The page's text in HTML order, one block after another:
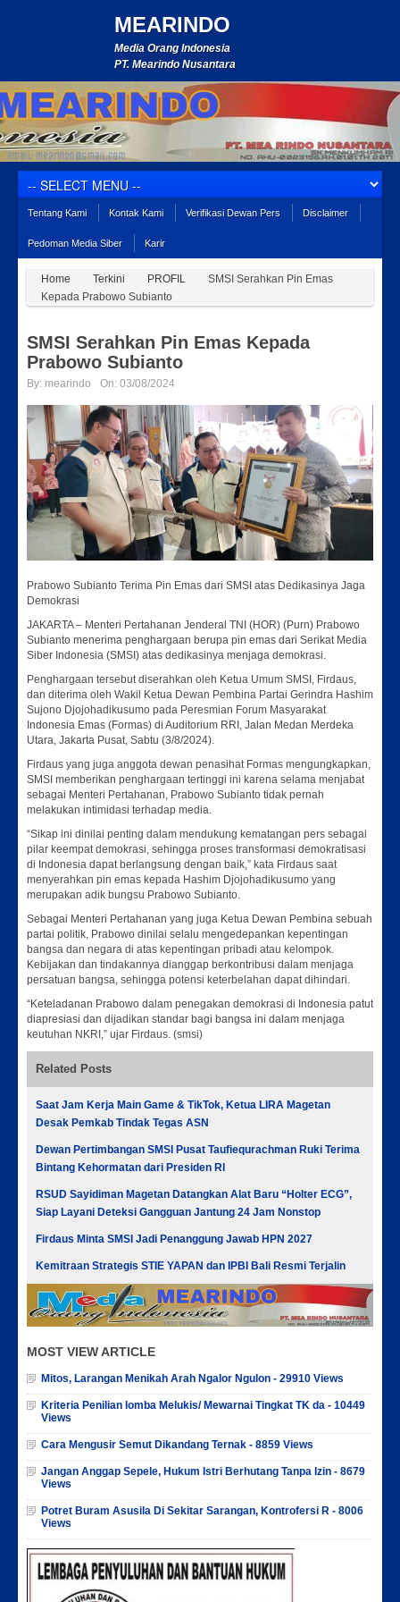
MEARINDO
Media Orang Indonesia
PT. Mearindo Nusantara
Tentang Kami Kontak Kami Verifikasi Dewan Pers Disclaimer
Pedoman Media Siber Karir
Home Terkini PROFIL
SMSI Serahkan Pin Emas
Kepada Prabowo Subianto
SMSI Serahkan Pin Emas Kepada
Prabowo Subianto
By: mearindo On: 03/08/2024
Prabowo Subianto Terima Pin Emas dari SMSI atas Dedikasinya Jaga
Demokrasi
JAKARTA – Menteri Pertahanan Jenderal TNI (HOR) (Purn) Prabowo
Subianto menerima penghargaan berupa pin emas dari Serikat Media
Siber Indonesia (SMSI) atas dedikasinya menjaga demokrasi.
Penghargaan tersebut diserahkan oleh Ketua Umum SMSI, Firdaus,
dan diterima oleh Wakil Ketua Dewan Pembina Partai Gerindra Hashim
Sujono Djojohadikusumo pada Peresmian Forum Masyarakat
Indonesia Emas (Formas) di Auditorium RRI, Jalan Medan Merdeka
Utara, Jakarta Pusat, Sabtu (3/8/2024).
Firdaus yang juga anggota dewan penasihat Formas mengungkapkan,
SMSI memberikan penghargaan tertinggi ini karena selama menjabat
sebagai Menteri Pertahanan, Prabowo Subianto tidak pernah
melakukan intimidasi terhadap media.
“Sikap ini dinilai penting dalam mendukung kematangan pers sebagai
pilar keempat demokrasi, sehingga proses transformasi demokratisasi
di Indonesia dapat berlangsung dengan baik,” kata Firdaus saat
menyerahkan pin emas kepada Hashim Djojohadikusumo yang
merupakan adik bungsu Prabowo Subianto.
Sebagai Menteri Pertahanan yang juga Ketua Dewan Pembina sebuah
partai politik, Prabowo dinilai selalu mengedepankan kepentingan
bangsa dan negara di atas kepentingan pribadi atau kelompok.
Kebijakan dan tindakannya dianggap berkontribusi dalam menjaga
persatuan bangsa, sehingga potensi keterbelahan dapat dihindari.
“Keteladanan Prabowo dalam penegakan demokrasi di Indonesia patut
diapresiasi dan dijadikan standar bagi bangsa ini dalam menjaga
keutuhan NKRI,” ujar Firdaus. (smsi)
Related Posts
Saat Jam Kerja Main Game & TikTok, Ketua LIRA Magetan
Desak Pemkab Tindak Tegas ASN
Dewan Pertimbangan SMSI Pusat Taufiequrachman Ruki Terima
Bintang Kehormatan dari Presiden RI
RSUD Sayidiman Magetan Datangkan Alat Baru “Holter ECG”,
Siap Layani Deteksi Gangguan Jantung 24 Jam Nonstop
Firdaus Minta SMSI Jadi Penanggung Jawab HPN 2027
Kemitraan Strategis STIE YAPAN dan IPBI Bali Resmi Terjalin
MOST VIEW ARTICLE
Mitos, Larangan Menikah Arah Ngalor Ngulon - 29910 Views
Kriteria Penilian lomba Melukis/ Mewarnai Tingkat TK da - 10449
Views
Cara Mengusir Semut Dikandang Ternak - 8859 Views
Jangan Anggap Sepele, Hukum Istri Berhutang Tanpa Izin - 8679
Views
Potret Buram Asusila Di Sekitar Sarangan, Kontrofersi R - 8006
Views